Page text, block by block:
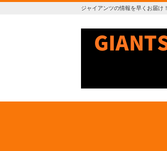
ジャイアンツの情報を早くお届け！